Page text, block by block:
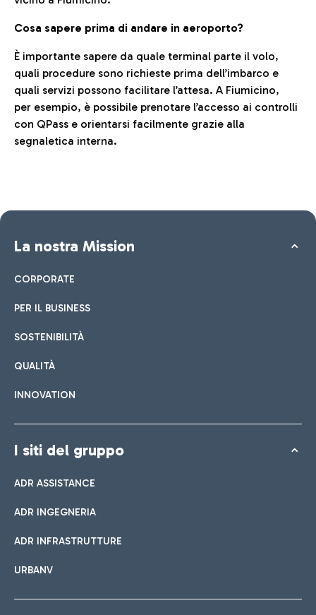
Cosa sapere prima di andare in aeroporto?
È importante sapere da quale terminal parte il volo,
quali procedure sono richieste prima dell’imbarco e
quali servizi possono facilitare l’attesa. A Fiumicino,
per esempio, è possibile prenotare l’accesso ai controlli
con QPass e orientarsi facilmente grazie alla
segnaletica interna.
La nostra Mission
CORPORATE
PER IL BUSINESS
SOSTENIBILITÀ
QUALITÀ
INNOVATION
I siti del gruppo
ADR ASSISTANCE
ADR INGEGNERIA
ADR INFRASTRUTTURE
URBANV